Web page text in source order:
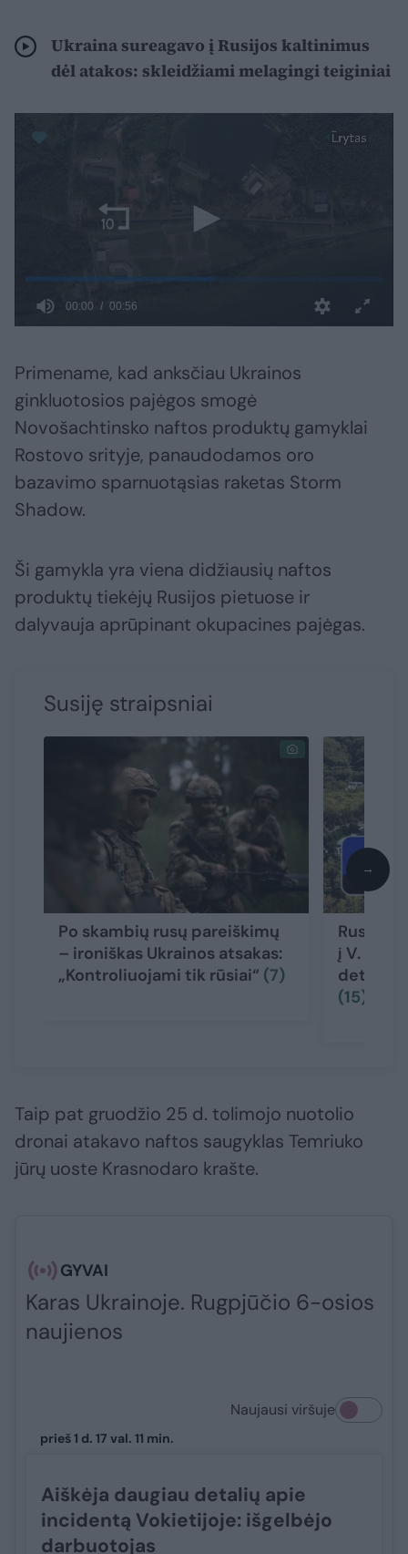
Ukraina sureagavo į Rusijos kaltinimus
dėl atakos: skleidžiami melagingi teiginiai
Primename, kad anksčiau Ukrainos
ginkluotosios pajėgos smogė
Novošachtinsko naftos produktų gamyklai
Rostovo srityje, panaudodamos oro
bazavimo sparnuotąsias raketas Storm
Shadow.
Ši gamykla yra viena didžiausių naftos
produktų tiekėjų Rusijos pietuose ir
dalyvauja aprūpinant okupacines pajėgas.
Susiję straipsniai
Po skambių rusų pareiškimų
– ironiškas Ukrainos atsakas:
„Kontroliuojami tik rūsiai“ (7)
Rusijos
į V.
(15)
→
Taip pat gruodžio 25 d. tolimojo nuotolio
dronai atakavo naftos saugyklas Temriuko
jūrų uoste Krasnodaro krašte.
GYVAI
Karas Ukrainoje. Rugpjūčio 6-osios
naujienos
Naujausi viršuje
prieš 1 d. 17 val. 11 min.
Aiškėja daugiau detalių apie
incidentą Vokietijoje: išgelbėjo
darbuotojas